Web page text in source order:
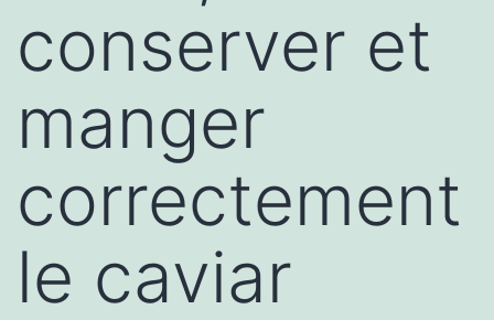
conserver et
manger
correctement
le caviar